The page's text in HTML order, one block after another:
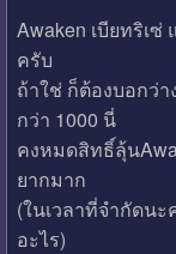
Awaken เบียทริเ
ครับ
ถ้าใช่ ก็ต้องบอกว่
กว่า 1000 นี่
คงหมดสิทธิ์ลุ้น
ยากมาก
(ในเวลาที่จำกัดน
อะไร)